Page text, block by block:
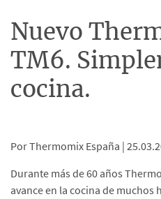
Nuevo
TM6.
cocina.
Por Thermomix España |
Durante más de 60 años
avance en la cocina de muchos